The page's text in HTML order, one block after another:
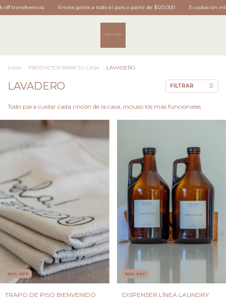
transferencia Envíos gratis a todo el país a partir de $120.000 3 cuotas sin
Inicio . PRODUCTOS PARA TU CASA . LAVADERO
LAVADERO FILTRAR
Todo para cuidar cada rincón de la casa, incluso los más funcionales
30% OFF
TRAPO DE PISO BIENVENIDO
30% OFF
DISPENSER LÍNEA LAUNDRY